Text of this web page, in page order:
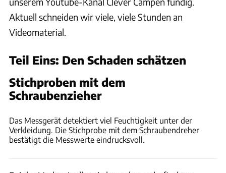
Aktuell schneiden wir viele, viele Stunden an
Videomaterial.
Teil Eins: Den Schaden schätzen
Stichproben mit dem
Schraubenzieher
Das Messgerät detektiert viel Feuchtigkeit unter der
Verkleidung. Die Stichprobe mit dem Schraubendreher
bestätigt die Messwerte eindrucksvoll.